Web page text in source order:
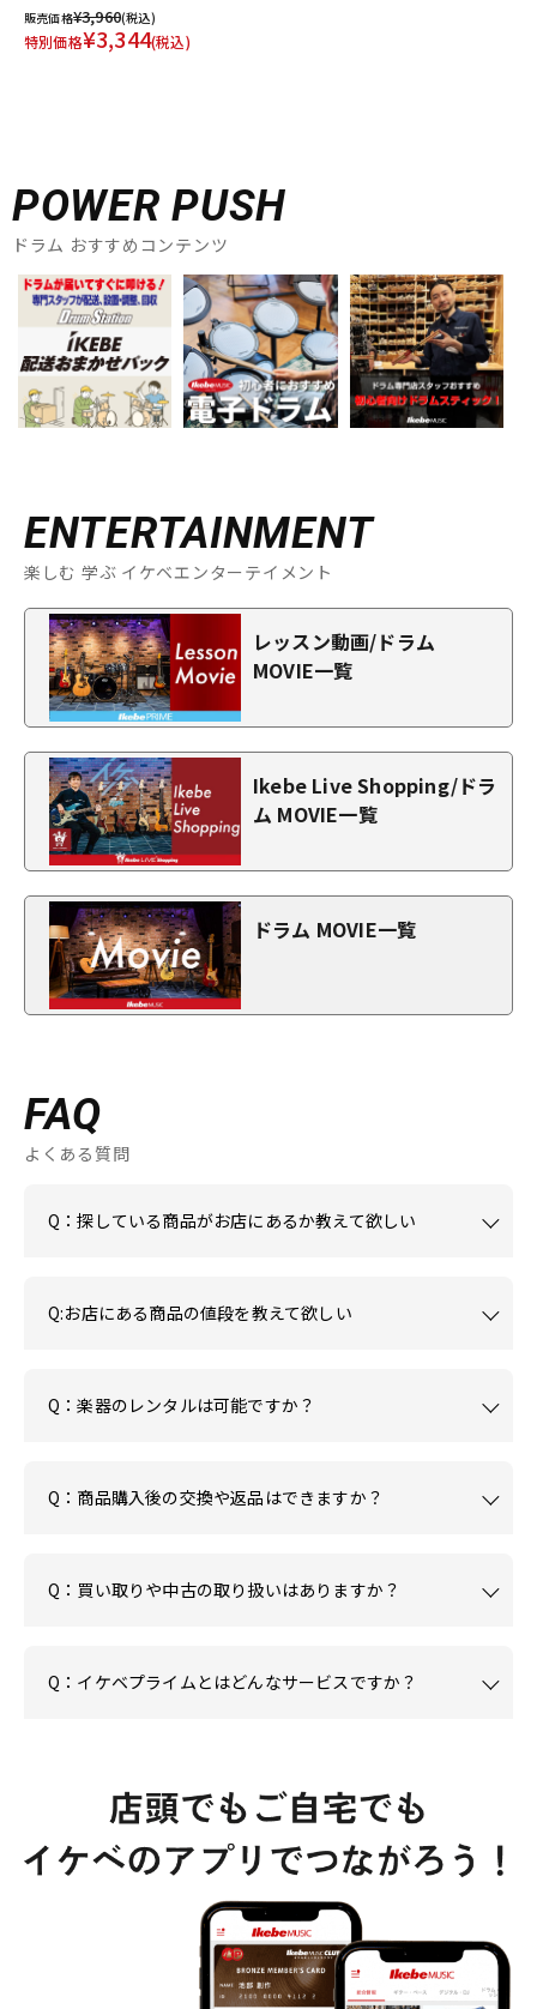
販売価格¥3,960(税込)
特別価格¥3,344(税込)
POWER PUSH
ドラム おすすめコンテンツ
ENTERTAINMENT
楽しむ 学ぶ イケベエンターテイメント
レッスン動画/ドラム
MOVIE一覧
Ikebe Live Shopping/ドラ
ム MOVIE一覧
ドラム MOVIE一覧
FAQ
よくある質問
Q：探している商品がお店にあるか教えて欲しい
Q:お店にある商品の値段を教えて欲しい
Q：楽器のレンタルは可能ですか？
Q：商品購入後の交換や返品はできますか？
Q：買い取りや中古の取り扱いはありますか？
Q：イケベプライムとはどんなサービスですか？